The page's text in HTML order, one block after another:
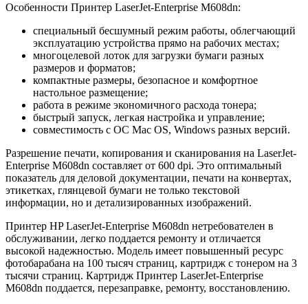
Особенности Принтер LaserJet-Enterprise M608dn:
специальный бесшумный режим работы, облегчающий
эксплуатацию устройства прямо на рабочих местах;
многоцелевой лоток для загрузки бумаги разных
размеров и форматов;
компактные размеры, безопасное и комфортное
настольное размещение;
работа в режиме экономичного расхода тонера;
быстрый запуск, легкая настройка и управление;
совместимость с ОС Mac OS, Windows разных версий.
Разрешение печати, копирования и сканирования на LaserJet-
Enterprise M608dn составляет от 600 dpi. Это оптимальный
показатель для деловой документации, печати на конвертах,
этикетках, глянцевой бумаги не только текстовой
информации, но и детализированных изображений.
Принтер HP LaserJet-Enterprise M608dn нетребователен в
обслуживании, легко поддается ремонту и отличается
высокой надежностью. Модель имеет повышенный ресурс
фотобарабана на 100 тысяч страниц, картридж с тонером на 3
тысячи страниц. Картридж Принтер LaserJet-Enterprise
M608dn поддается, перезаправке, ремонту, восстановлению.